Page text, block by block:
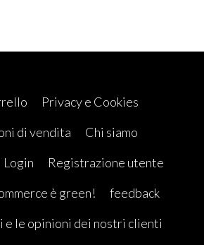
Privacy e Cookies
di vendita
Chi siamo
Login
Registrazione utente
è green!
feedback
e le opinioni dei nostri clienti